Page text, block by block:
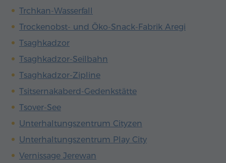
Trchkan-Wasserfall
Trockenobst- und Öko-Snack-Fabrik Aregi
Tsaghkadzor
Tsaghkadzor-Seilbahn
Tsaghkadzor-Zipline
Tsitsernakaberd-Gedenkstätte
Tsover-See
Unterhaltungszentrum Cityzen
Unterhaltungszentrum Play City
Vernissage Jerewan